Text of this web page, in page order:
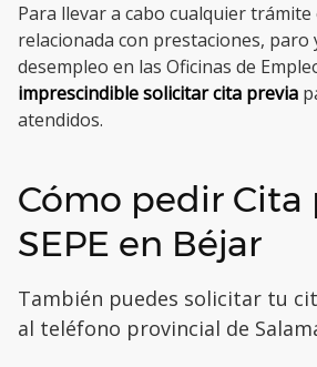
Para llevar a cabo cualquier
relacionada con prestaciones,
desempleo en las Oficinas de
imprescindible solicitar cita previa
atendidos.
Cómo pedir Cita
SEPE en Béjar
También puedes solicitar tu
al teléfono provincial de